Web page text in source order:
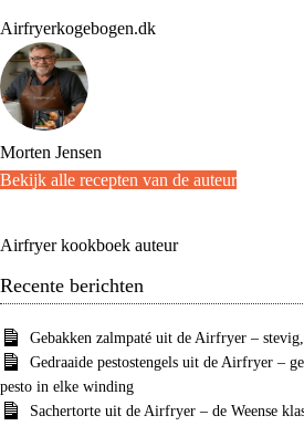
Airfryerkogebogen.dk
Morten Jensen
Bekijk alle recepten van de auteur
Airfryer kookboek auteur
Recente berichten
Gebakken zalmpaté uit de Airfryer –
Gedraaide pestostengels uit de Airfryer –
pesto in elke winding
Sachertorte uit de Airfryer – de Weense